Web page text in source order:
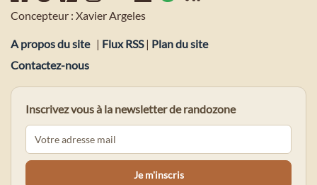
Concepteur : Xavier Argeles
A propos du site | Flux RSS| Plan du site
Contactez-nous
Inscrivez vous à la newsletter de randozone